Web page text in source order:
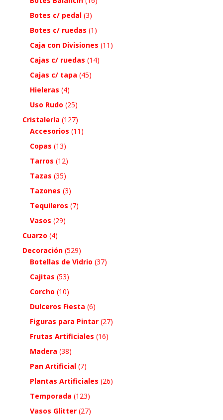
Botes c/ pedal (3)
Botes c/ ruedas (1)
Caja con Divisiones (11)
Cajas c/ ruedas (14)
Cajas c/ tapa (45)
Hieleras (4)
Uso Rudo (25)
Cristalería (127)
Accesorios (11)
Copas (13)
Tarros (12)
Tazas (35)
Tazones (3)
Tequileros (7)
Vasos (29)
Cuarzo (4)
Decoración (529)
Botellas de Vidrio (37)
Cajitas (53)
Corcho (10)
Dulceros Fiesta (6)
Figuras para Pintar (27)
Frutas Artificiales (16)
Madera (38)
Pan Artificial (7)
Plantas Artificiales (26)
Temporada (123)
Vasos Glitter (27)